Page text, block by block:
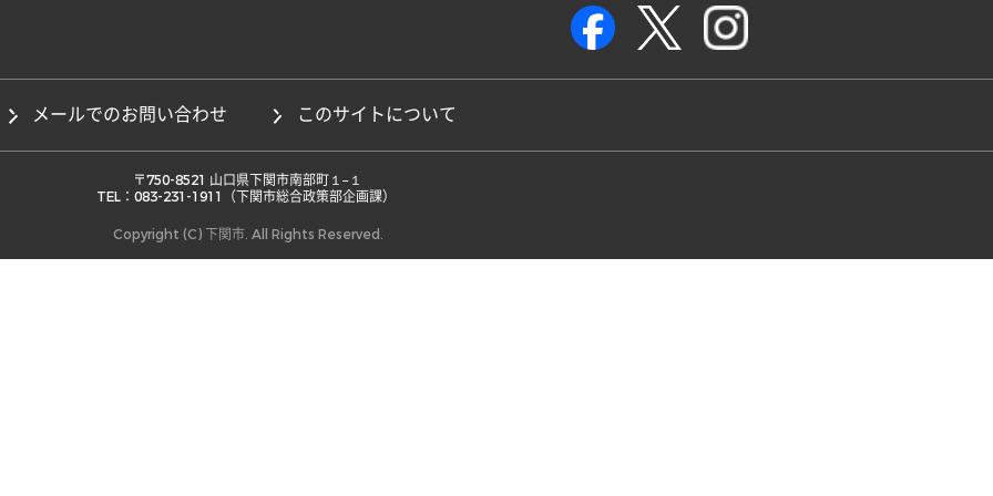
メールでのお問い合わせ このサイトについて
TEL：083-231-1911（下関市総合政策部企画課）
Copyright (C) 下関市. All Rights Reserved.